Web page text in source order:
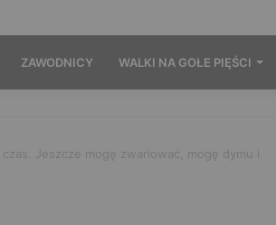
ZAWODNICY WALKI NA GOŁE PIĘŚCI
Jeszcze mogę zwariować, mogę dymu i